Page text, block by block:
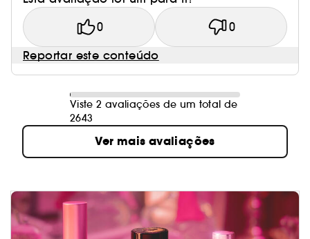
0 0
Reportar este conteúdo
Viste 2 avaliações de um total de
2643
Ver mais avaliações